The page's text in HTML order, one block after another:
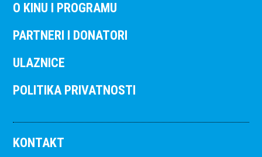
O KINU I PROGRAMU
PARTNERI I DONATORI
ULAZNICE
POLITIKA PRIVATNOSTI
KONTAKT